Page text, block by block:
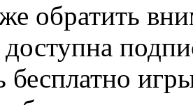
обратить
бесплатно